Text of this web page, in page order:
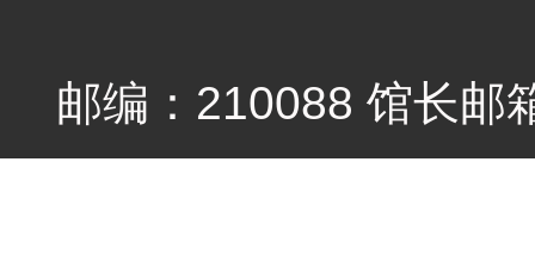
邮编：210088 馆长邮